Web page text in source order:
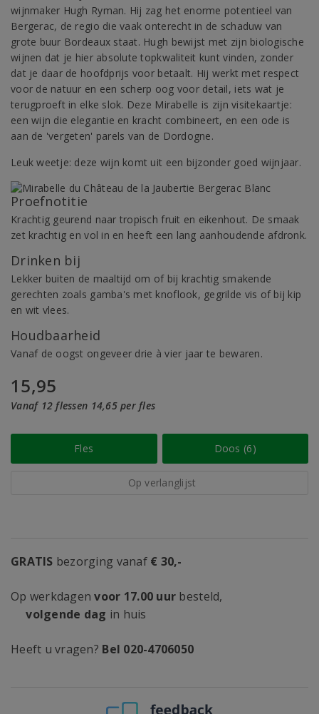
wijnmaker Hugh Ryman. Hij zag het enorme potentieel van
Bergerac, de regio die vaak onterecht in de schaduw van
grote buur Bordeaux staat. Hugh bewijst met zijn biologische
wijnen dat je hier absolute topkwaliteit kunt vinden, zonder
dat je daar de hoofdprijs voor betaalt. Hij werkt met respect
voor de natuur en een scherp oog voor detail, iets wat je
terugproeft in elke slok. Deze Mirabelle is zijn visitekaartje:
een wijn die elegantie en kracht combineert, en een ode is
aan de 'vergeten' parels van de Dordogne.
Leuk weetje: deze wijn komt uit een bijzonder goed wijnjaar.
Proefnotitie
Krachtig geurend naar tropisch fruit en eikenhout. De smaak
zet krachtig en vol in en heeft een lang aanhoudende afdronk.
Drinken bij
Lekker buiten de maaltijd om of bij krachtig smakende
gerechten zoals gamba's met knoflook, gegrilde vis of bij kip
en wit vlees.
Houdbaarheid
Vanaf de oogst ongeveer drie à vier jaar te bewaren.
15,95
Vanaf 12 flessen 14,65 per fles
Fles Doos (6)
Op verlanglijst
GRATIS bezorging vanaf € 30,-
Op werkdagenvoor 17.00 uur besteld,
volgende dag in huis
Heeft u vragen? Bel 020-4706050